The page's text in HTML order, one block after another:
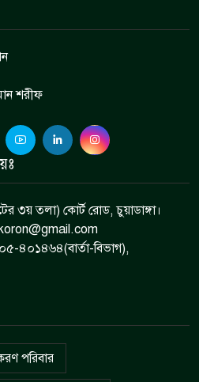
মাসিক সভা অনুষ্ঠিত
মশিউর রহমান
বিভিন্ন মামলার ৫ আসামি
শরীফ
৩য় তলা) কোর্ট রোড, চুয়াডাঙ্গা।
৪০১৪৬৪(বার্তা-বিভাগ),
পরিবার